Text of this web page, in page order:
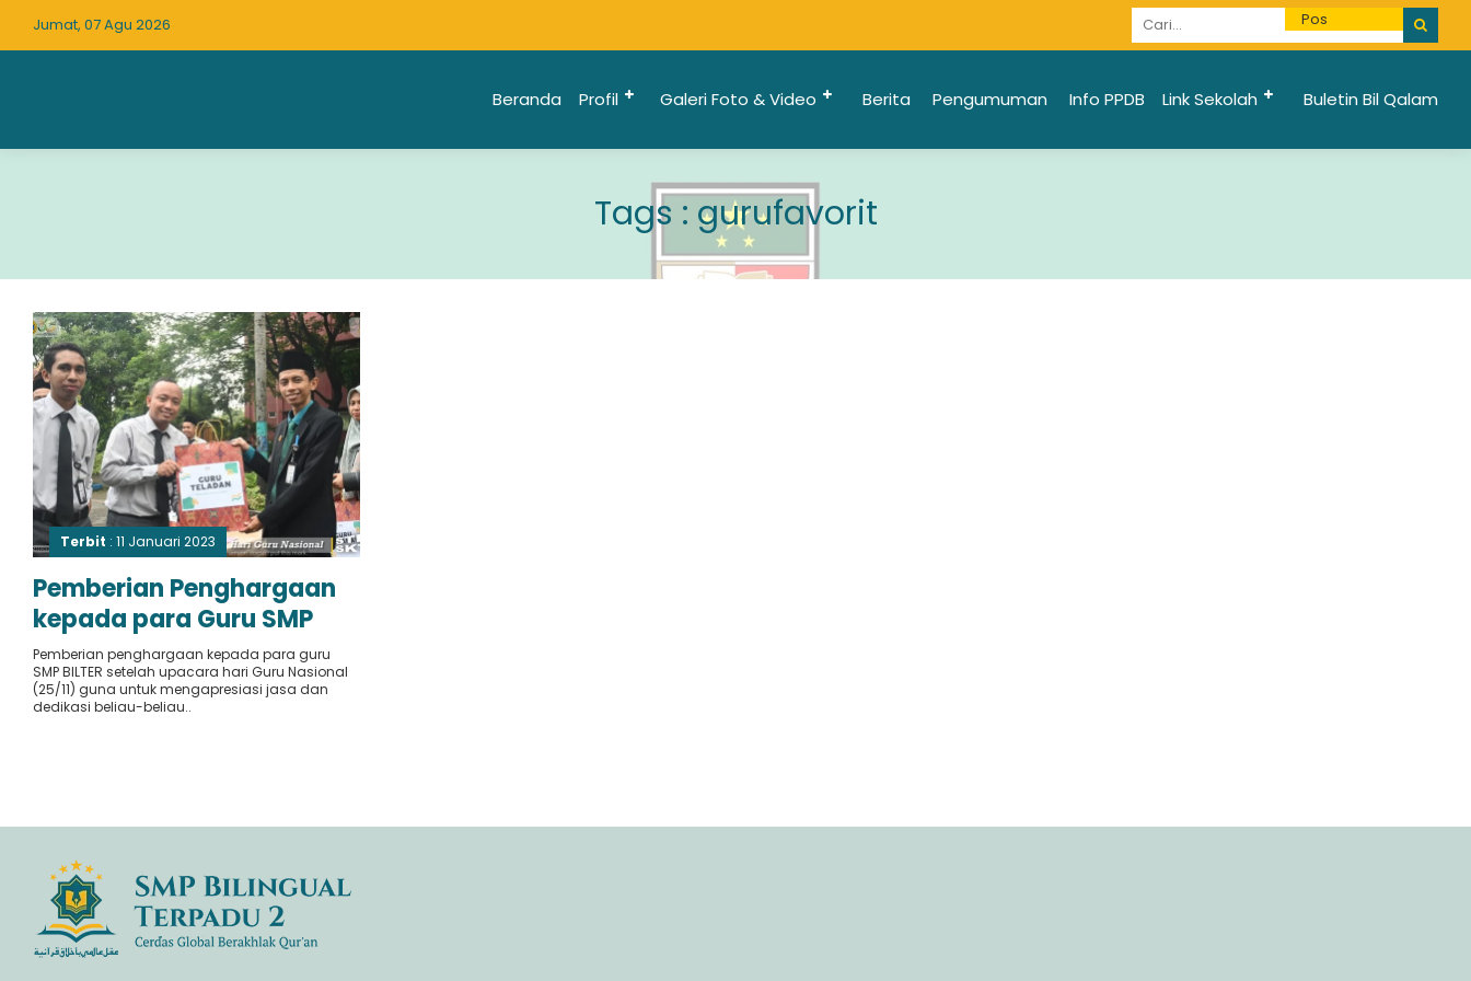
Jumat, 07 Agu 2026 Informasi Penerimaan Santri Baru 2025/2026
Beranda Profil Galeri Foto & Video Berita Pengumuman Info PPDB Link Sekolah Buletin Bil Qalam
Tags : gurufavorit
Terbit : 11 Januari 2023
Pemberian Penghargaan
kepada para Guru SMP
BILTER
Pemberian penghargaan kepada para guru
SMP BILTER setelah upacara hari Guru Nasional
(25/11) guna untuk mengapresiasi jasa dan
dedikasi beliau-beliau..